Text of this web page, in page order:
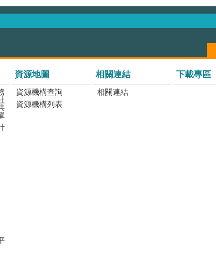
資源地圖
資源機構查詢
資源機構列表
相關連結
相關連結
下載專區